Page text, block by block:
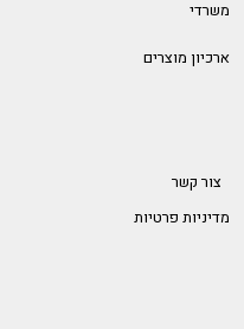
משרדי
ארכיון מוצרים
צור קשר
מדיניות פרטיות